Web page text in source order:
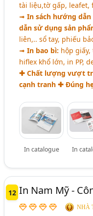
tài liệu,tờ gấp, leafet,
➟In sách hướng
dẫn sử dụng sản
liên,.. sổ tay, phiếu
➟In bao bì: hộp
hiflex khổ lớn, in PP,
✚ Chất lượng vượt
cạnh tranh ✚ Đúng
In catalogue In
12 In Nam Mỹ -
NHÀ